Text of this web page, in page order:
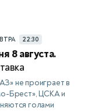
22:30
8 августа.
не проиграет в
Брест», ЦСКА и
голами